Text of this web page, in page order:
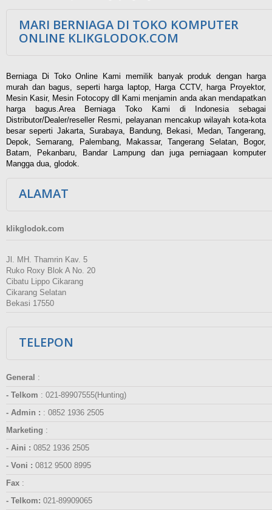
MARI BERNIAGA DI TOKO KOMPUTER
ONLINE KLIKGLODOK.COM
Berniaga Di Toko Online Kami memilik banyak produk dengan harga
murah dan bagus, seperti harga laptop, Harga CCTV, harga Proyektor,
Mesin Kasir, Mesin Fotocopy dll Kami menjamin anda akan mendapatkan
harga bagus.Area Berniaga Toko Kami di Indonesia sebagai
Distributor/Dealer/reseller Resmi, pelayanan mencakup wilayah kota-kota
besar seperti Jakarta, Surabaya, Bandung, Bekasi, Medan, Tangerang,
Depok, Semarang, Palembang, Makassar, Tangerang Selatan, Bogor,
Batam, Pekanbaru, Bandar Lampung dan juga perniagaan komputer
Mangga dua, glodok.
ALAMAT
klikglodok.com
Jl. MH. Thamrin Kav. 5
Ruko Roxy Blok A No. 20
Cibatu Lippo Cikarang
Cikarang Selatan
Bekasi 17550
TELEPON
General :
- Telkom : 021-89907555(Hunting)
- Admin : : 0852 1936 2505
Marketing :
- Aini : 0852 1936 2505
- Voni : 0812 9500 8995
Fax :
- Telkom: 021-89909065